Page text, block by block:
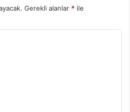
Gerekli alanlar * ile